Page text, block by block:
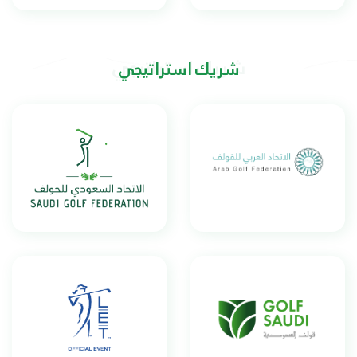
شريك استراتيجي
شريك استراتيجي